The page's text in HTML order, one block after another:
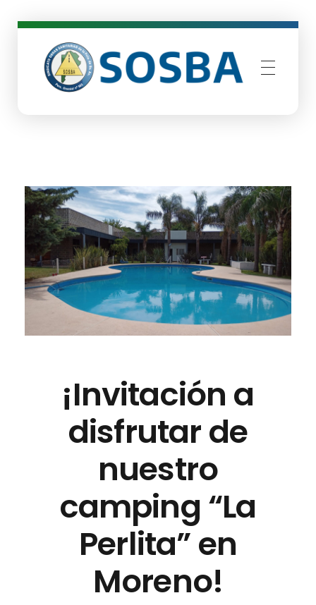
¡Invitación a
disfrutar de
nuestro
camping “La
Perlita” en
Moreno!